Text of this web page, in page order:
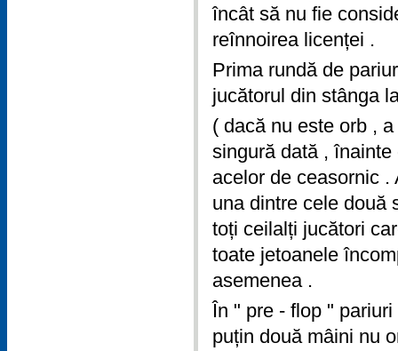
încât să nu fie
reînnoirea licenței .
Prima rundă de
jucătorul din stânga
( dacă nu este orb ,
singură dată ,
acelor de ceasornic .
una dintre cele două
toți ceilalți jucători
toate jetoanele
asemenea .
În " pre - flop "
puțin două mâini nu